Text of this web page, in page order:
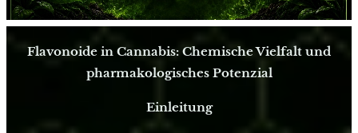
Flavonoide in Cannabis: Chemische Vielfalt und
pharmakologisches Potenzial
Einleitung